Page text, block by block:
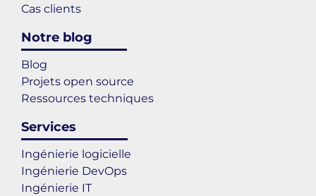
Cas clients
Notre blog
Blog
Projets open source
Ressources techniques
Services
Ingénierie logicielle
Ingénierie DevOps
Ingénierie IT